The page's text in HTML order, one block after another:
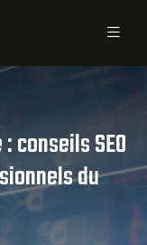
conseils SEO
du